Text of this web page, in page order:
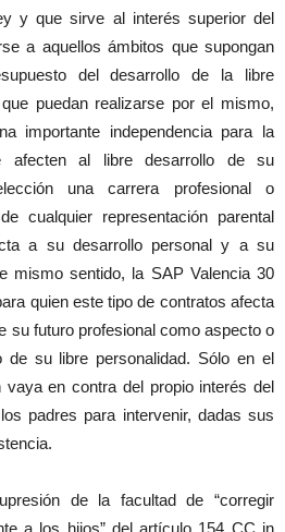
y que sirve al interés superior del
a aquellos ámbitos que supongan
del desarrollo de la libre
puedan realizarse por el mismo,
importante independencia para la
afecten al libre desarrollo de su
una carrera profesional o
cualquier representación parental
a su desarrollo personal y a su
mismo sentido, la SAP Valencia 30
quien este tipo de contratos afecta
su futuro profesional como aspecto o
de su libre personalidad. Sólo en el
en contra del propio interés del
padres para intervenir, dadas sus
de la facultad de “corregir
a los hijos” del artículo 154 CC in